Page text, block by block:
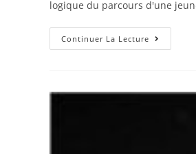
logique du parcours d'une
Continuer La Lecture